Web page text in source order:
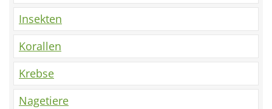
Insekten
Korallen
Krebse
Nagetiere